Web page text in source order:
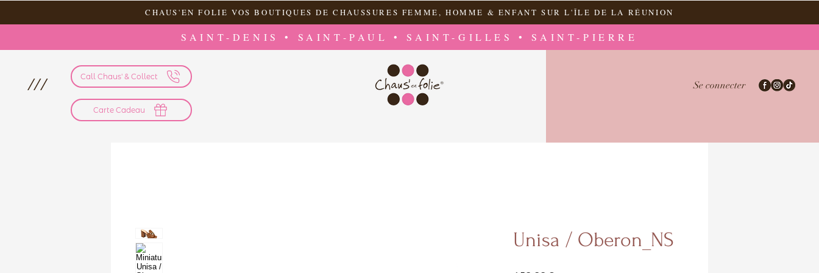
CHAUS'EN FOLIE VOS BOUTIQUES DE CHAUSSURES FEMME, HOMME & ENFANT SUR L'ÎLE DE LA RÉUNION
SAINT-DENIS • SAINT-PAUL • SAINT-GILLES • SAINT-PIERRE
/// Call Chaus' & Collect
Carte Cadeau
Se connecter
Unisa / Oberon_NS